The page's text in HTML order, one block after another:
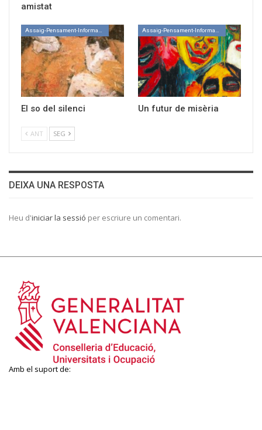
amistat
El so del silenci Un futur de misèria
ANT SEG
DEIXA UNA RESPOSTA
Heu d'iniciar la sessió per escriure un comentari.
Amb el suport de: